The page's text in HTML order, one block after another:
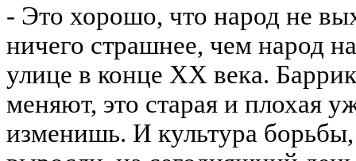
- Это хорошо, что народ не
ничего страшнее, чем народ
улице в конце ХХ века.
меняют, это старая и плохая
изменишь. И культура